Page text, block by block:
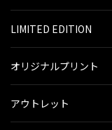
LIMITED EDITION
オリジナルプリント
アウトレット